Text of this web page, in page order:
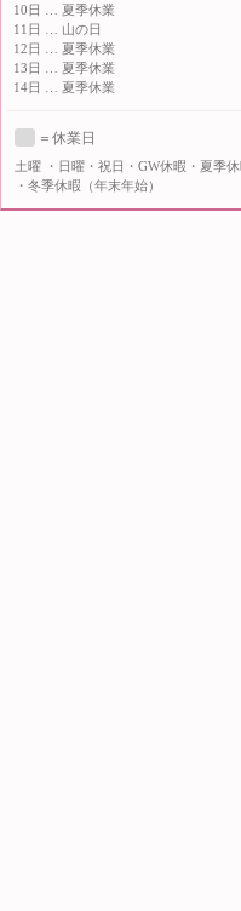
10日 … 夏季休業
11日 … 山の日
12日 … 夏季休業
13日 … 夏季休業
14日 … 夏季休業
＝休業日
土曜
・日曜・祝日・GW休暇・夏季
・冬季休暇（年末年始）